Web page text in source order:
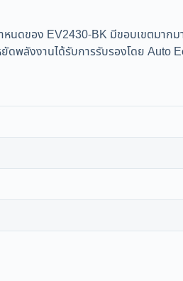
ดของ EV2430-BK มีขอบเขตมา
ดพลังงานได้รับการรับรองโดย Auto